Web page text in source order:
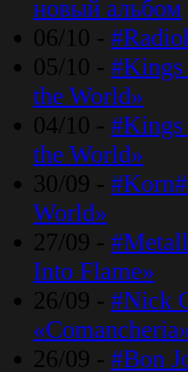
новый альбом
06/10 -
05/10 - #Kings
the World»
04/10 -
the World»
30/09 -
World»
27/09 -
Into Flame»
26/09 - #Nick
26/09 - #Bon